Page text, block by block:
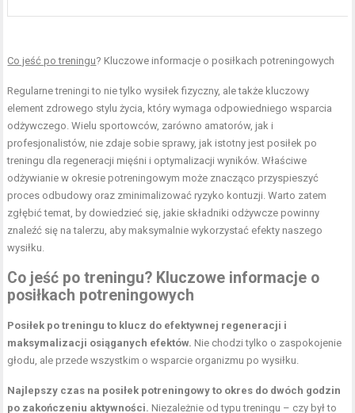
Co jeść po treningu? Kluczowe informacje o posiłkach potreningowych
Regularne treningi to nie tylko wysiłek fizyczny, ale także kluczowy
element zdrowego stylu życia, który wymaga odpowiedniego wsparcia
odżywczego. Wielu sportowców, zarówno amatorów, jak i
profesjonalistów, nie zdaje sobie sprawy, jak istotny jest posiłek po
treningu dla regeneracji mięśni i optymalizacji wyników. Właściwe
odżywianie w okresie potreningowym może znacząco przyspieszyć
proces odbudowy oraz zminimalizować ryzyko kontuzji. Warto zatem
zgłębić temat, by dowiedzieć się, jakie składniki odżywcze powinny
znaleźć się na talerzu, aby maksymalnie wykorzystać efekty naszego
wysiłku.
Co jeść po treningu? Kluczowe informacje o
posiłkach potreningowych
Posiłek po treningu to klucz do efektywnej regeneracji i
maksymalizacji osiąganych efektów. Nie chodzi tylko o zaspokojenie
głodu, ale przede wszystkim o wsparcie organizmu po wysiłku.
Najlepszy czas na posiłek potreningowy to okres do dwóch godzin
po zakończeniu aktywności. Niezależnie od typu treningu – czy był to